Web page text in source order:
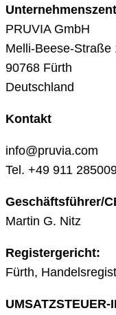
PRUVIA GmbH
Melli-Beese-Straße
90768 Fürth
Deutschland
Kontakt
info@pruvia.com
Tel. +49 911
Geschäftsführer/
Martin G. Nitz
Registergericht:
Fürth,
UMSATZSTEUER-